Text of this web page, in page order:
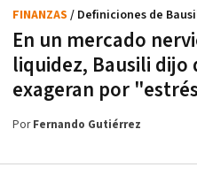
En un mercado
liquidez, Bausili dijo
exageran por
FINANZAS / Definiciones de
PorFernando Gutiérrez